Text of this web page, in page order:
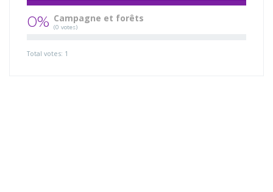
0% Campagne et forêts
(0 votes)
Total votes: 1